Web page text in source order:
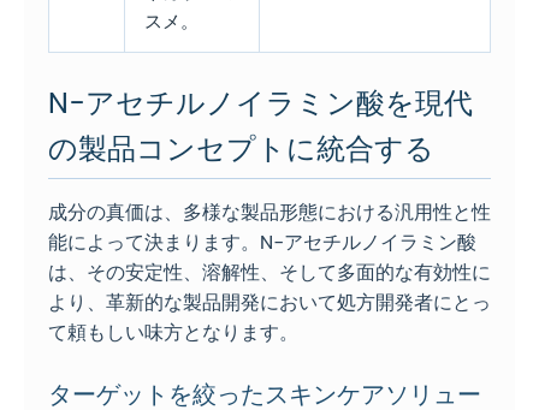
スメ。
N-アセチルノイラミン酸を現代
の製品コンセプトに統合する
成分の真価は、多様な製品形態における汎用性と性
能によって決まります。N-アセチルノイラミン酸
は、その安定性、溶解性、そして多面的な有効性に
より、革新的な製品開発において処方開発者にとっ
て頼もしい味方となります。
ターゲットを絞ったスキンケアソリュー